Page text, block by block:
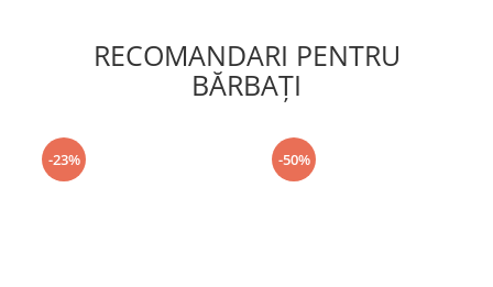
RECOMANDARI PENTRU
BĂRBAŢI
-23% -50%